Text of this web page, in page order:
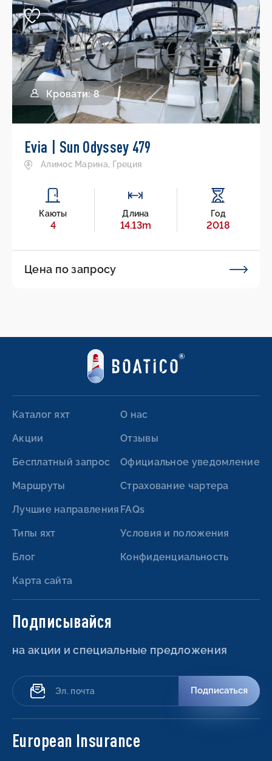
Кровати: 8
Evia | Sun Odyssey 479
Алимос Марина, Греция
Каюты
4
Длина
14.13m
Год
2018
Цена по запросу
Каталог яхт
Акции
Бесплатный запрос
Маршруты
Лучшие направления
Типы яхт
Блог
Карта сайта
О нас
Отзывы
Официальное уведомление
Страхование чартера
FAQs
Условия и положения
Конфиденциальность
Подписывайся
на акции и специальные предложения
Подписаться
European Insurance